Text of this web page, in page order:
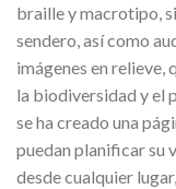
braille y macrotipo,
sendero, así como
imágenes en
la biodiversidad y el
se ha creado una
puedan planificar su
desde cualquier